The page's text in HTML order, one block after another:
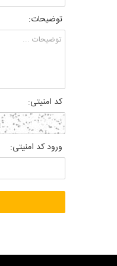
توضیحات:
کد امنیتی:
ورود کد امنیتی: